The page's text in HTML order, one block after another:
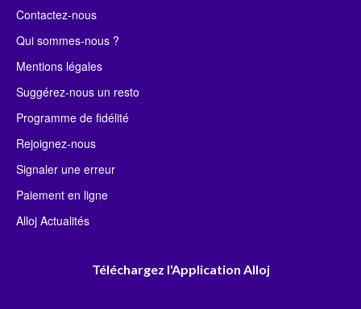
Contactez-nous
Qui sommes-nous ?
Mentions légales
Suggérez-nous un resto
Programme de fidélité
Rejoignez-nous
Signaler une erreur
Paiement en ligne
Alloj Actualités
Téléchargez l'Application Alloj